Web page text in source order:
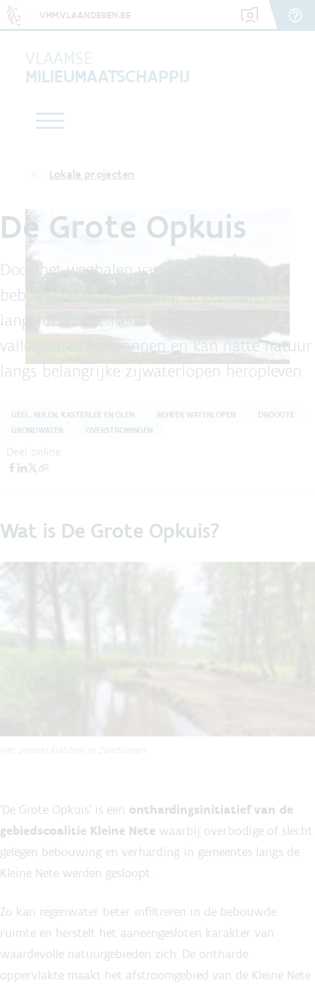
VMM.VLAANDEREN.BE
VLAAMSE
MILIEUMAATSCHAPPIJ
Lokale projecten
De Grote Opkuis
Door het weghalen van slecht gelegen
bebouwing en verharding in gemeentes
langs de Kleine Nete werd 40 hectare
valleigebied herwonnen en kan natte natuur
langs belangrijke zijwaterlopen heropleven.
GEEL, NIJLEN, KASTERLEE EN OLEN BEHEER WATERLOPEN
DROOGTE
GRONDWATER
OVERSTROMINGEN
Deel online
Wat is De Grote Opkuis?
‘De Grote Opkuis’ is een onthardingsinitiatief van de
gebiedscoalitie Kleine Nete waarbij overbodige of slecht
gelegen bebouwing en verharding in gemeentes langs de
Kleine Nete werden gesloopt.
Zo kan regenwater beter infiltreren in de bebouwde
ruimte en herstelt het aaneengesloten karakter van
waardevolle natuurgebieden zich. De ontharde
oppervlakte maakt het afstroomgebied van de Kleine Nete